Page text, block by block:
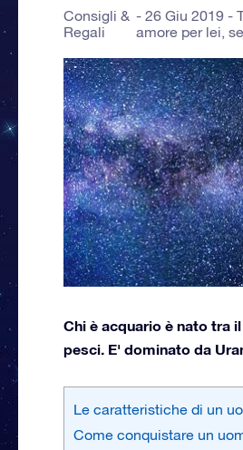
Consigli &
Regali
26 Giu 2019 -
amore per lei,
Chi è acquario è nato tra
pesci. E' dominato da
Le caratteristiche di un
Come conquistare un